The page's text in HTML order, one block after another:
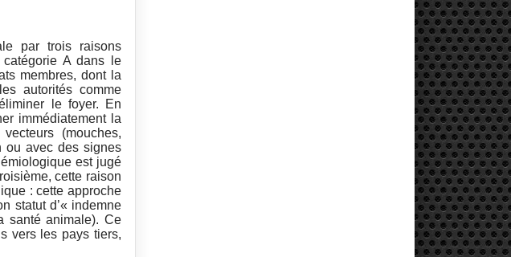
par trois raisons
A dans le
membres, dont la
autorités comme
le foyer. En
immédiatement la
(mouches,
ou avec des signes
est jugé
cette raison
: cette approche
statut d’« indemne
santé animale). Ce
vers les pays tiers,